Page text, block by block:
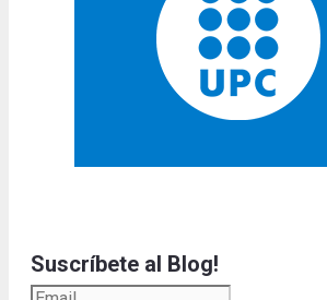
Suscríbete al Blog!